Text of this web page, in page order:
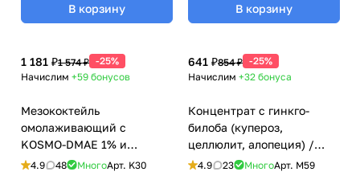
В корзину В корзину
1 181 ₽1 574 ₽ -25%
Начислим +59 бонусов
Мезококтейль
омолаживающий с
KOSMO-DMAE 1% и
гиалуроновой кислотой
4.9 48 МногоАрт. K30
641 ₽854 ₽ -25%
Начислим +32 бонуса
Концентрат с гинкго-
билоба (купероз,
целлюлит, алопеция) /
Ginkgo Biloba Care,
4.9 23 МногоАрт. M59